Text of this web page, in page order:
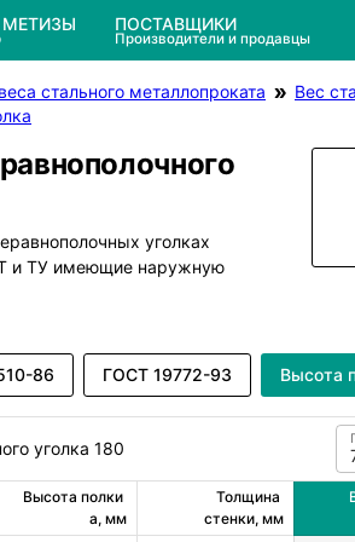
МЕТИЗЫ ПОСТАВЩИКИ
Производители и продавцы
стального металлопроката
Вес
уголках
и ТУ имеющие наружную
86 ГОСТ 19772-93 Высота
уголка 180
Высота полки
a, мм
Толщина
стенки, мм